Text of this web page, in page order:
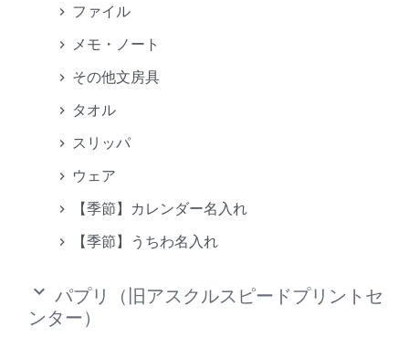
ファイル
メモ・ノート
その他文房具
タオル
スリッパ
ウェア
【季節】カレンダー名入れ
【季節】うちわ名入れ
keyboard_arrow_down パプリ（旧アスクルスピードプリントセ
ンター）